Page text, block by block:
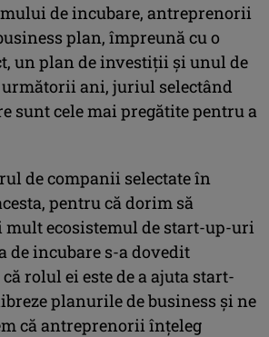
de incubare, antreprenorii
plan, împreună cu o
un plan de investiţii şi unul de
ani, juriul selectând
sunt cele mai pregătite pentru a
de companii selectate în
pentru că dorim să
mult ecosistemul de start-up-uri
de incubare s-a dovedit
rolul ei este de a ajuta start-
planurile de business şi ne
că antreprenorii înţeleg